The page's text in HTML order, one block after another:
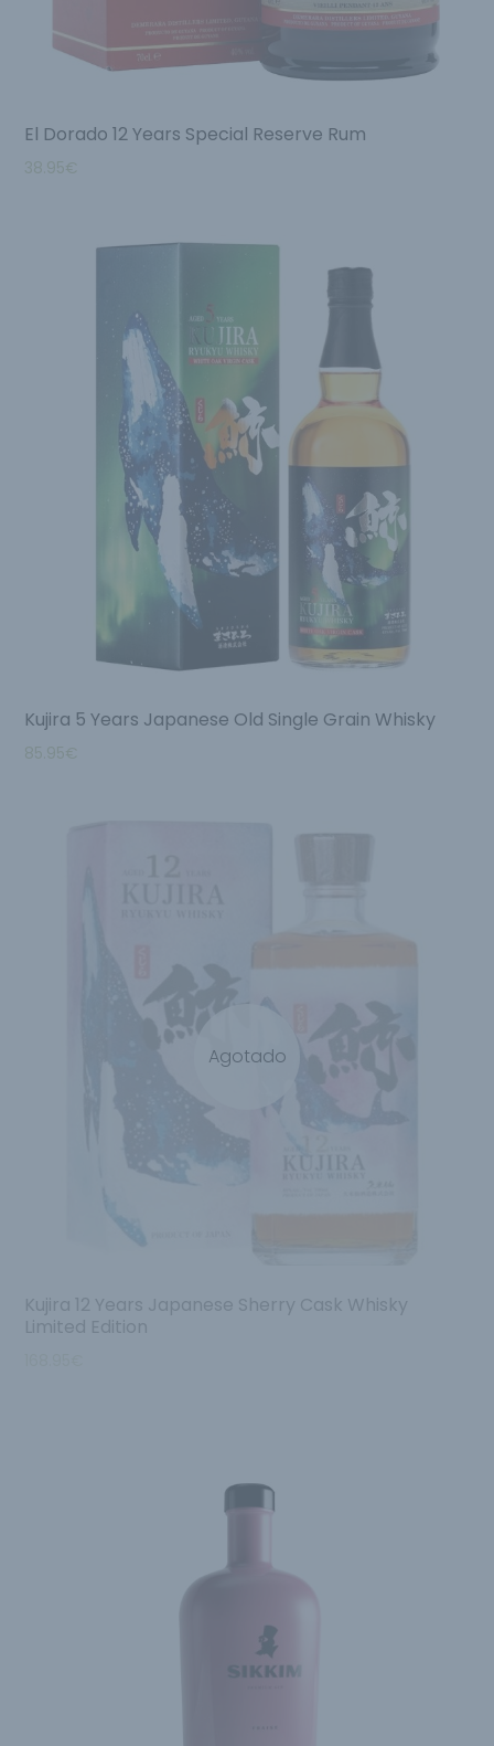
El Dorado 12 Years Special Reserve Rum
38.95€
Kujira 5 Years Japanese Old Single Grain Whisky
85.95€
Agotado
Kujira 12 Years Japanese Sherry Cask Whisky
Limited Edition